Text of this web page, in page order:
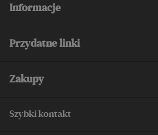
Informacje
Przydatne linki
Zakupy
Szybki kontakt